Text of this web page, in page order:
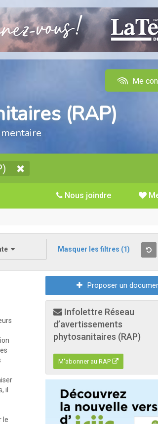
Me
(RAP)
Nous joindre
Masquer les filtres (1)
il
le
Proposer un
Infolettre Réseau
d’avertissements
phytosanitaires (RAP)
M'abonner au RAP